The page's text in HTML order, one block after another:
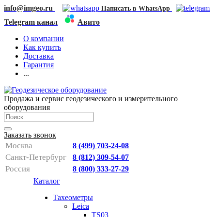
info@imgeo.ru Написать в WhatsApp
Telegram канал
Авито
О компании
Как купить
Доставка
Гарантия
...
Продажа и сервис геодезического и измерительного
оборудования
Заказать звонок
Москва 8 (499) 703-24-08
Санкт-Петербург 8 (812) 309-54-07
Россия 8 (800) 333-27-29
Каталог
Тахеометры
Leica
TS03